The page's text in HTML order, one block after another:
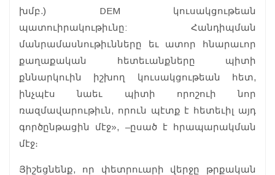
խմբ.) DEM կուսակցութեան
պատուիրակութիւնը: Հանդիպման
մանրամասնութիւնները եւ ատոր հնարաւոր
քաղաքական հետեւանքները պիտի
քննարկուին իշխող կուսակցութեան հետ,
ինչպէս նաեւ պիտի որոշուի նոր
ռազմավարութիւն, որուն պէտք է հետեւիլ այդ
գործընթացին մէջ», –ըսած է հրապարակման
մէջ։
Յիշեցնենք, որ փետրուարի վերջը թրքական